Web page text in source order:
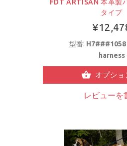
FDT ARTISAN 本革
タイプ
型番:
harness
オプショ
レビューを